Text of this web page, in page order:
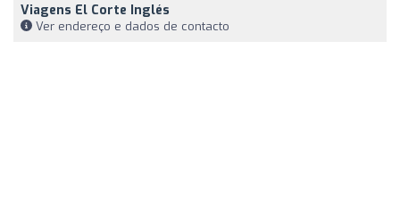
Viagens El Corte Inglés
Ver endereço e dados de contacto